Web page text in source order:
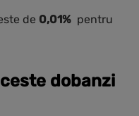
de 0,01% pentru
dobanzi